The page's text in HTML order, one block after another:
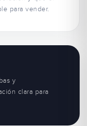
para vender.
y
clara para